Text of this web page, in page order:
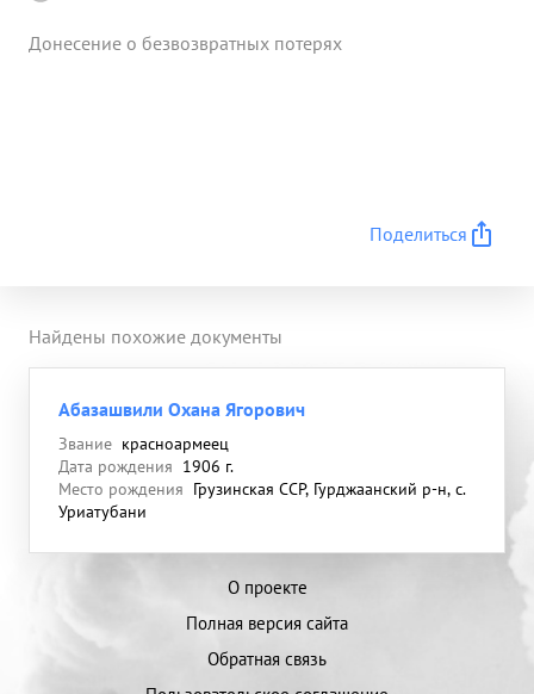
Донесение о безвозвратных потерях
Поделиться
Найдены похожие документы
Абазашвили Охана Ягорович
Звание красноармеец
Дата рождения 1906 г.
Место рождения Грузинская ССР, Гурджаанский р-н, с.
Уриатубани
О проекте
Полная версия сайта
Обратная связь